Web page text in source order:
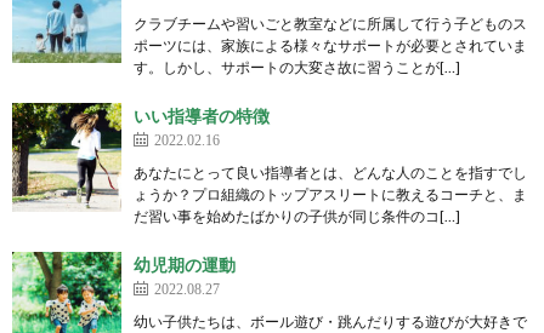
クラブチームや習いごと教室などに所属して行う子どものス
ポーツには、家族による様々なサポートが必要とされていま
す。しかし、サポートの大変さ故に習うことが[…]
いい指導者の特徴
2022.02.16
あなたにとって良い指導者とは、どんな人のことを指すでし
ょうか？プロ組織のトップアスリートに教えるコーチと、ま
だ習い事を始めたばかりの子供が同じ条件のコ[…]
幼児期の運動
2022.08.27
幼い子供たちは、ボール遊び・跳んだりする遊びが大好きで